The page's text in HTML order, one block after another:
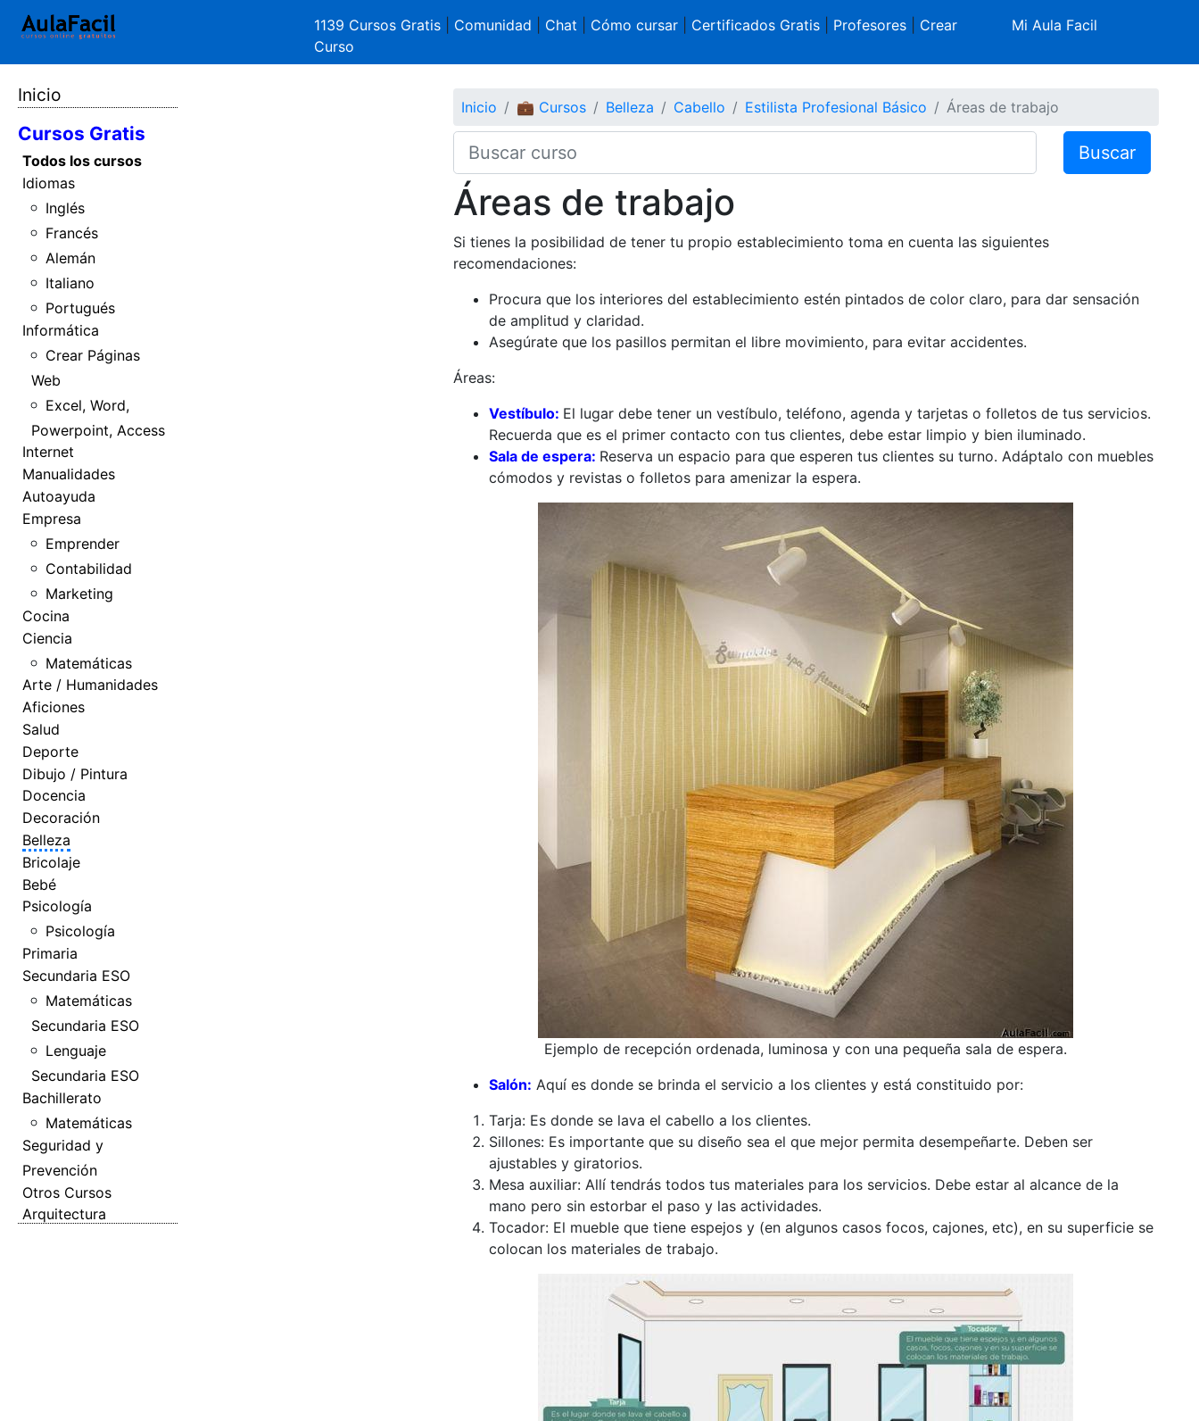
1139 Cursos Gratis Comunidad Chat Cómo cursar| Certificados Gratis| Profesores| Crear
Curso
Mi Aula Facil
Inicio
Cursos Gratis
Todos los cursos
Idiomas
Inglés
Francés
Alemán
Italiano
Portugués
Informática
Crear Páginas
Web
Excel, Word,
Powerpoint, Access
Internet
Manualidades
Autoayuda
Empresa
Emprender
Contabilidad
Marketing
Cocina
Ciencia
Matemáticas
Arte / Humanidades
Aficiones
Salud
Deporte
Dibujo / Pintura
Docencia
Decoración
Belleza
Bricolaje
Bebé
Psicología
Psicología
Primaria
Secundaria ESO
Matemáticas
Secundaria ESO
Lenguaje
Secundaria ESO
Bachillerato
Matemáticas
Seguridad y
Prevención
Otros Cursos
Arquitectura
Inicio 💼 Cursos Belleza Cabello Estilista Profesional Básico Áreas de trabajo
Buscar
Áreas de trabajo
Si tienes la posibilidad de tener tu propio establecimiento toma en cuenta las siguientes
recomendaciones:
Procura que los interiores del establecimiento estén pintados de color claro, para dar sensación
de amplitud y claridad.
Asegúrate que los pasillos permitan el libre movimiento, para evitar accidentes.
Áreas:
Vestíbulo: El lugar debe tener un vestíbulo, teléfono, agenda y tarjetas o folletos de tus servicios.
Recuerda que es el primer contacto con tus clientes, debe estar limpio y bien iluminado.
Sala de espera: Reserva un espacio para que esperen tus clientes su turno. Adáptalo con muebles
cómodos y revistas o folletos para amenizar la espera.
Ejemplo de recepción ordenada, luminosa y con una pequeña sala de espera.
Salón: Aquí es donde se brinda el servicio a los clientes y está constituido por:
Tarja: Es donde se lava el cabello a los clientes.
Sillones: Es importante que su diseño sea el que mejor permita desempeñarte. Deben ser
ajustables y giratorios.
Mesa auxiliar: Allí tendrás todos tus materiales para los servicios. Debe estar al alcance de la
mano pero sin estorbar el paso y las actividades.
Tocador: El mueble que tiene espejos y (en algunos casos focos, cajones, etc), en su superficie se
colocan los materiales de trabajo.